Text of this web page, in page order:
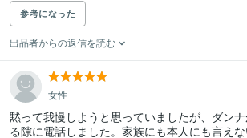
参考になった
出品者からの返信を読む
女性
黙って我慢しようと思っていましたが、ダン
る隙に電話しました。家族にも本人にも言え